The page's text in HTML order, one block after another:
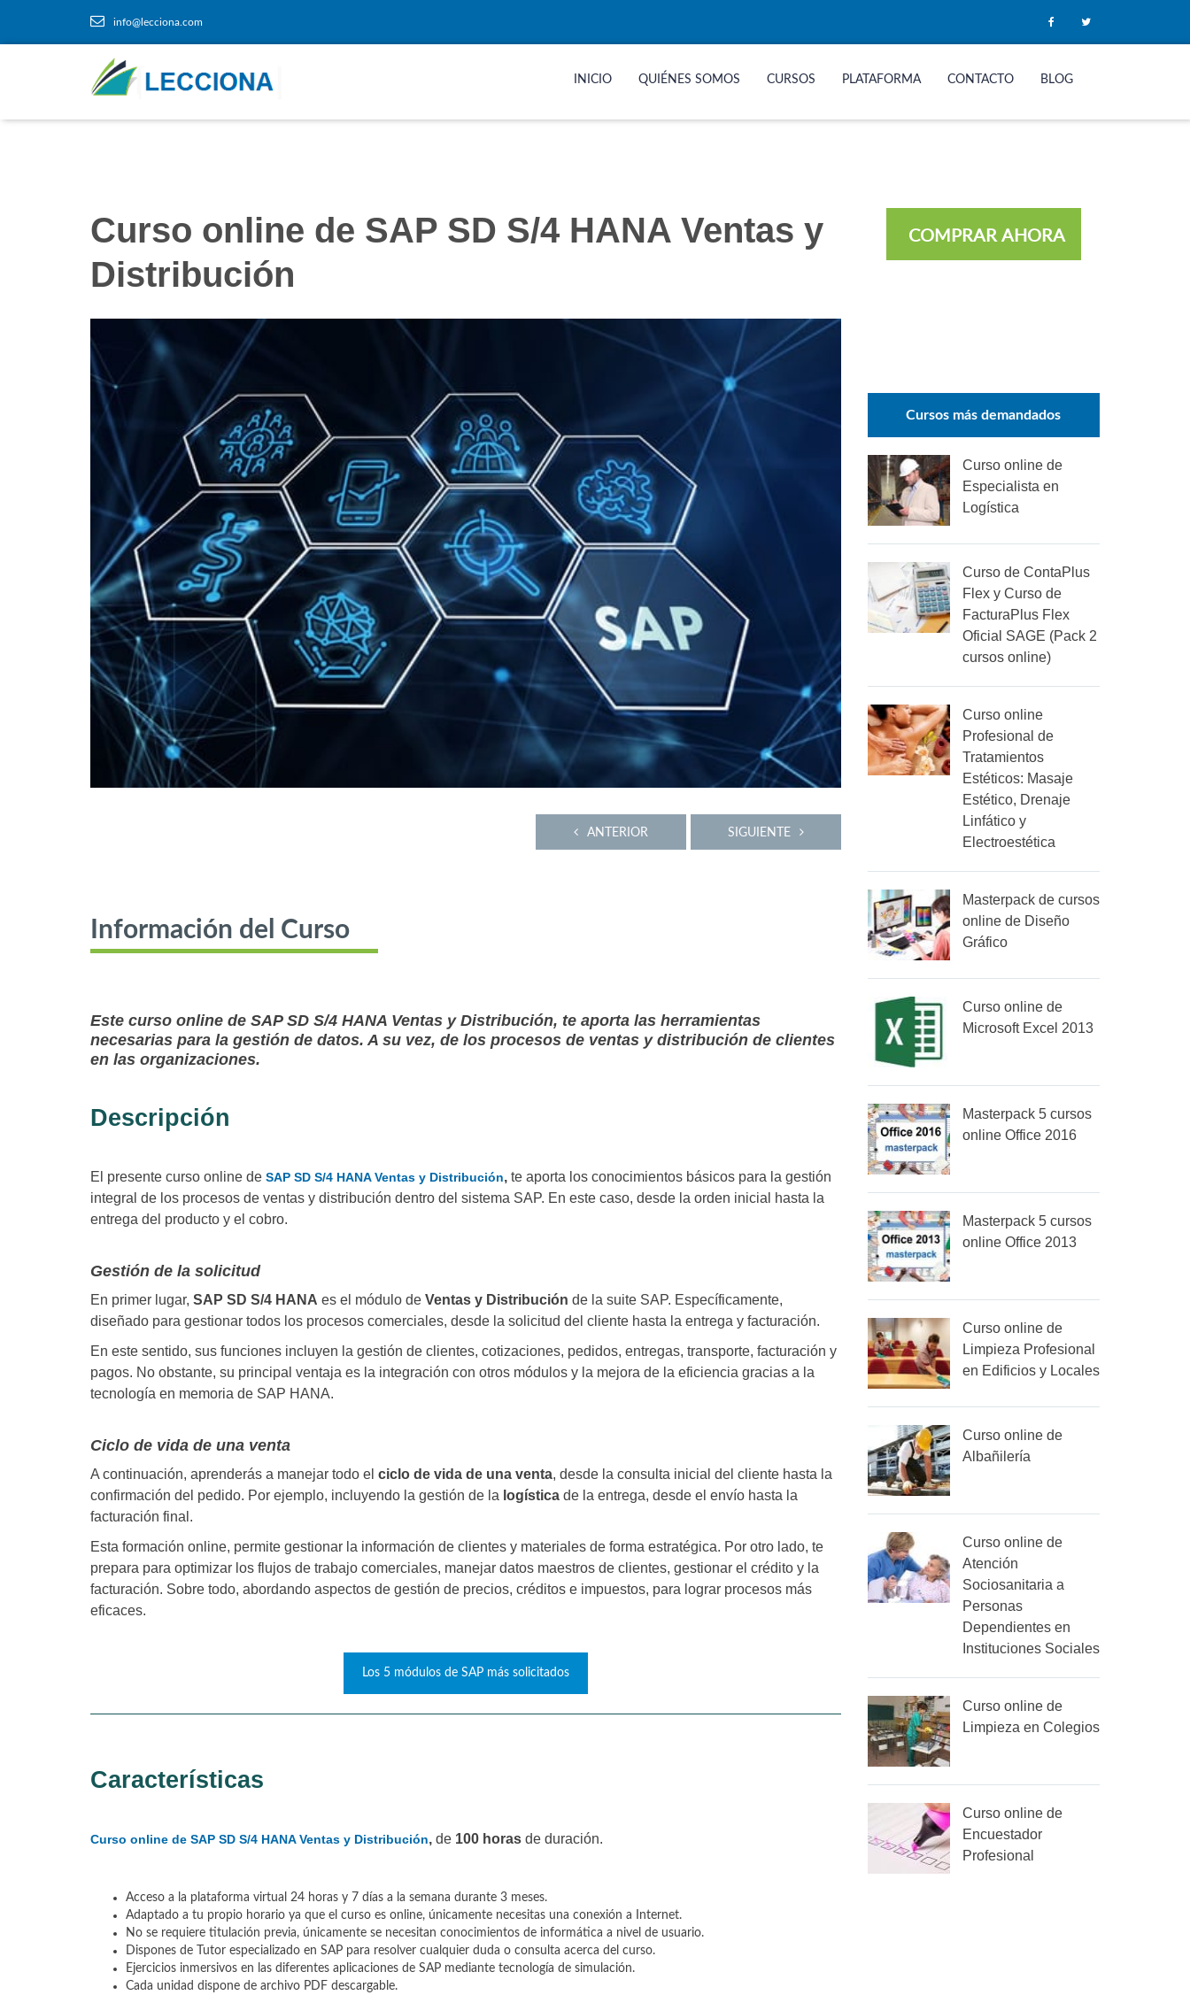
info@lecciona.com
INICIO QUIÉNES SOMOS CURSOS PLATAFORMA CONTACTO BLOG
Curso online de SAP SD S/4 HANA Ventas y
Distribución
SIGUIENTE
ANTERIOR
Información del Curso
Este curso online de SAP SD S/4 HANA Ventas y Distribución, te aporta las herramientas
necesarias para la gestión de datos. A su vez, de los procesos de ventas y distribución de clientes
en las organizaciones.
Descripción
El presente curso online de SAP SD S/4 HANA Ventas y Distribución, te aporta los conocimientos básicos para la gestión
integral de los procesos de ventas y distribución dentro del sistema SAP. En este caso, desde la orden inicial hasta la
entrega del producto y el cobro.
Gestión de la solicitud
En primer lugar, SAP SD S/4 HANA es el módulo de Ventas y Distribución de la suite SAP. Específicamente,
diseñado para gestionar todos los procesos comerciales, desde la solicitud del cliente hasta la entrega y facturación.
En este sentido, sus funciones incluyen la gestión de clientes, cotizaciones, pedidos, entregas, transporte, facturación y
pagos. No obstante, su principal ventaja es la integración con otros módulos y la mejora de la eficiencia gracias a la
tecnología en memoria de SAP HANA.
Ciclo de vida de una venta
A continuación, aprenderás a manejar todo el ciclo de vida de una venta, desde la consulta inicial del cliente hasta la
confirmación del pedido. Por ejemplo, incluyendo la gestión de la logística de la entrega, desde el envío hasta la
facturación final.
Esta formación online, permite gestionar la información de clientes y materiales de forma estratégica. Por otro lado, te
prepara para optimizar los flujos de trabajo comerciales, manejar datos maestros de clientes, gestionar el crédito y la
facturación. Sobre todo, abordando aspectos de gestión de precios, créditos e impuestos, para lograr procesos más
eficaces.
Los 5 módulos de SAP más solicitados
Características
Curso online de SAP SD S/4 HANA Ventas y Distribución, de 100 horas de duración.
Acceso a la plataforma virtual 24 horas y 7 días a la semana durante 3 meses.
Adaptado a tu propio horario ya que el curso es online, únicamente necesitas una conexión a Internet.
No se requiere titulación previa, únicamente se necesitan conocimientos de informática a nivel de usuario.
Dispones de Tutor especializado en SAP para resolver cualquier duda o consulta acerca del curso.
Ejercicios inmersivos en las diferentes aplicaciones de SAP mediante tecnología de simulación.
Cada unidad dispone de archivo PDF descargable.
COMPRAR AHORA
Cursos más demandados
Curso online de
Especialista en
Logística
Curso de ContaPlus
Flex y Curso de
FacturaPlus Flex
Oficial SAGE (Pack 2
cursos online)
Curso online
Profesional de
Tratamientos
Estéticos: Masaje
Estético, Drenaje
Linfático y
Electroestética
Masterpack de cursos
online de Diseño
Gráfico
Curso online de
Microsoft Excel 2013
Masterpack 5 cursos
online Office 2016
Masterpack 5 cursos
online Office 2013
Curso online de
Limpieza Profesional
en Edificios y Locales
Curso online de
Albañilería
Curso online de
Atención
Sociosanitaria a
Personas
Dependientes en
Instituciones Sociales
Curso online de
Limpieza en Colegios
Curso online de
Encuestador
Profesional